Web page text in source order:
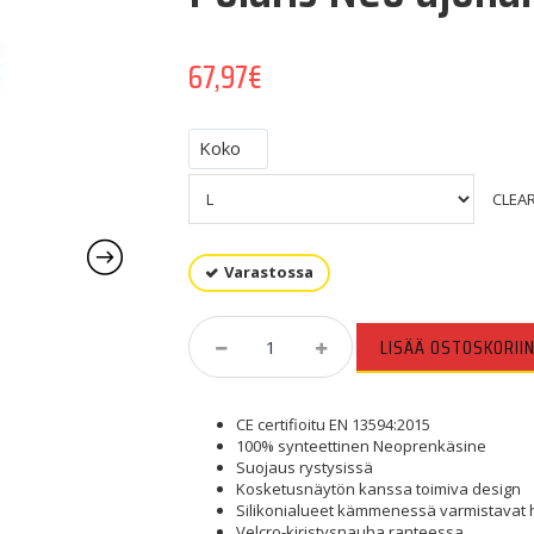
67,97€
Koko
Varastossa
Polaris
Neo
LISÄÄ
CE certifioitu EN 13594:2015
100% synteettinen Neoprenkäsine
Suojaus rystysissä
Kosketusnäytön kanssa toimiva design
Silikonialueet kämmenessä